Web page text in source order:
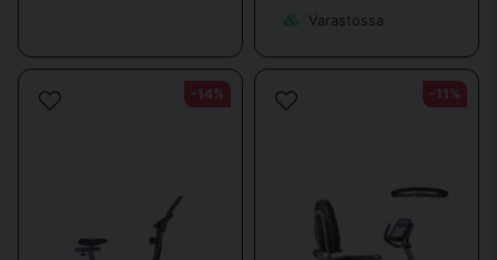
Varastossa
-14% -11%